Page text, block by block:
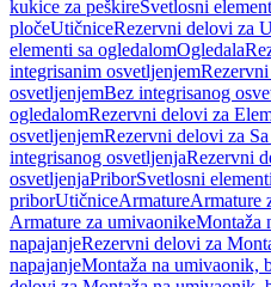
kukice za peškireSvetlosni
pločeUtičniceRezervni delovi za
elementi sa ogledalomOgledala
integrisanim osvetljenjem
osvetljenjemBez integrisanog
ogledalomRezervni delovi za
osvetljenjemRezervni delovi za
integrisanog osvetljenjaRezervni
osvetljenjaPriborSvetlosni elementi
priborUtičniceArmatureArmature
Armature za umivaonikeMontaža
napajanjeRezervni delovi za
napajanjeMontaža na umivaonik,